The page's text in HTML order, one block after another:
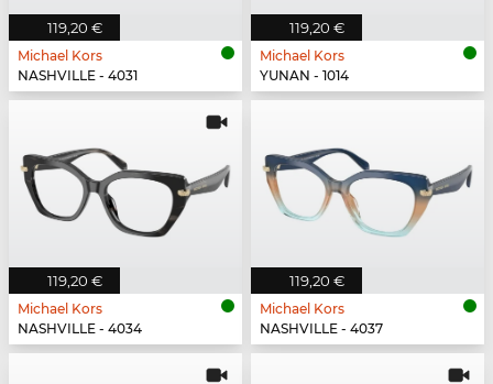
119,20 €
Michael Kors
NASHVILLE - 4031
119,20 €
Michael Kors
YUNAN - 1014
119,20 €
Michael Kors
NASHVILLE - 4034
119,20 €
Michael Kors
NASHVILLE - 4037